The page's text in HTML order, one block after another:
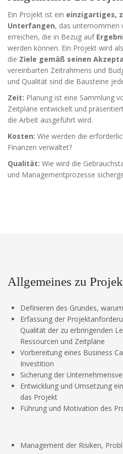
Ein Projekt ist ein einzigartiges,
Unterfangen, das unternommen
erreichen, die in Bezug auf
werden können. Ein Projekt wird
die Ziele gemäß seinen
vereinbarten Zeitrahmens und
und Qualität sind die Bausteine
Zeit: Planung ist eine Sammlung
Zeitpläne entwickelt und
die Arbeit ausgeführt wird.
Kosten: Wie werden die
Finanzen verwaltet?
Qualität: Wie wird die
und Managementprozesse
Allgemeines zu
Definieren des Grundes,
Erfassung der
Qualität der zu erbringenden
Ressourcen und Zeitpläne
Vorbereitung eines Business
Investition
Sicherung der
Entwicklung und Umsetzung
das Projekt
Führung und Motivation des
Management der Risiken,
Cookies
ablehnen,
werden
einige
Funktionen
auf der
Website
nicht mehr
verfügbar
sein.
„Marketing Cookies“
ermöglichen es uns,
die Anzeige
Inhalte durch
Cookies von
Drittanbietern (wie
Google) eingesetzt
(pseudonymisierte)
Daten Ihres
Surfverhaltens an
diese
weitergegeben und
von ihnen
ausgewertet und
weiterverwendet.